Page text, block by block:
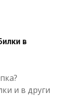
в
и в други